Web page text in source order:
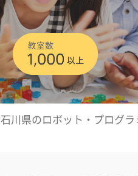
石川県のロボット・プログラ